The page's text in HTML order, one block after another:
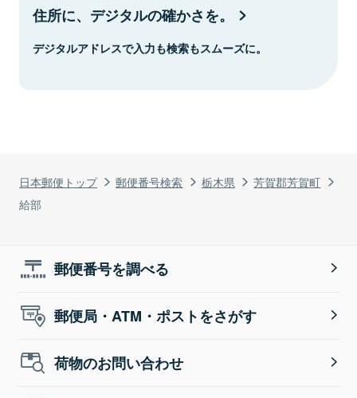
日本郵便トップ 郵便番号検索 栃木県
芳賀郡芳賀町
給部
住所に、デジタルの確かさを。
デジタルアドレスで入力も検索もスムーズに。
郵便番号を調べる
郵便局・ATM・ポストをさがす
荷物のお問い合わせ